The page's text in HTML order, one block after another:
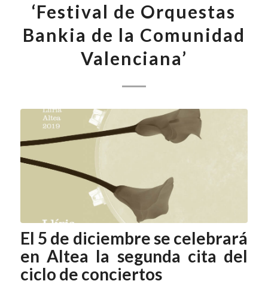
‘Festival de Orquestas
Bankia de la Comunidad
Valenciana’
El 5 de diciembre se celebrará
en Altea la segunda cita del
ciclo de conciertos